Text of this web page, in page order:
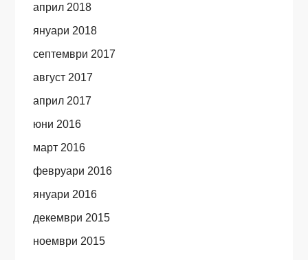
април 2018
януари 2018
септември 2017
август 2017
април 2017
юни 2016
март 2016
февруари 2016
януари 2016
декември 2015
ноември 2015